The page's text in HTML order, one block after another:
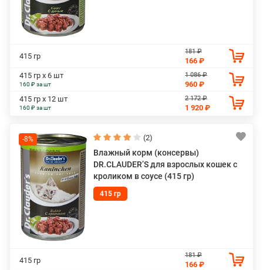
415 гр
181 ₽
166 ₽
415 гр х 6 шт
160 ₽ за шт
1 086 ₽
960 ₽
415 гр х 12 шт
160 ₽ за шт
2 172 ₽
1 920 ₽
-8% (2)
Влажный корм (консервы)
DR.CLAUDER’S для взрослых кошек с
кроликом в соусе (415 гр)
415 гр
415 гр
181 ₽
166 ₽